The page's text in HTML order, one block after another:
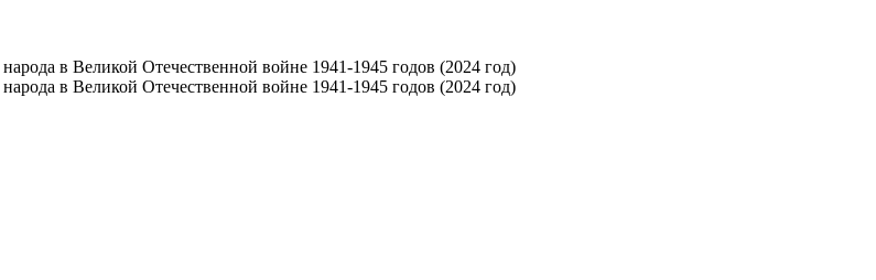
в Великой Отечественной войне 1941-1945 годов (2024 год)
в Великой Отечественной войне 1941-1945 годов (2024 год)